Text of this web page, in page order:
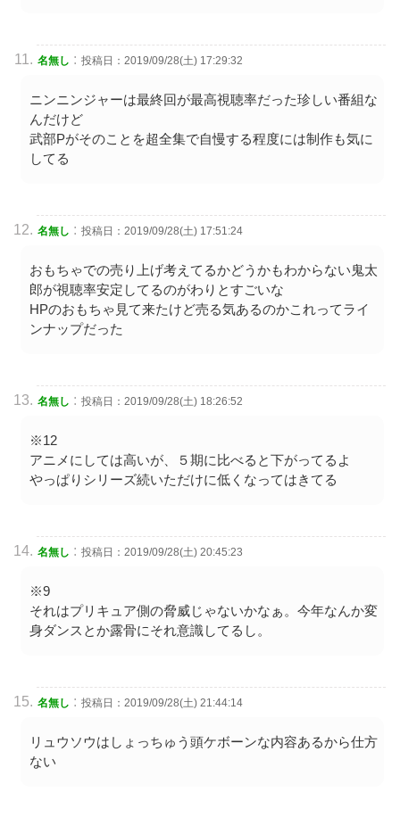
名無し : 投稿日：2019/09/28(土) 17:29:32
ニンニンジャーは最終回が最高視聴率だった珍しい番組な
んだけど
武部Pがそのことを超全集で自慢する程度には制作も気に
してる
名無し : 投稿日：2019/09/28(土) 17:51:24
おもちゃでの売り上げ考えてるかどうかもわからない鬼太
郎が視聴率安定してるのがわりとすごいな
HPのおもちゃ見て来たけど売る気あるのかこれってライ
ンナップだった
名無し : 投稿日：2019/09/28(土) 18:26:52
※12
アニメにしては高いが、５期に比べると下がってるよ
やっぱりシリーズ続いただけに低くなってはきてる
名無し : 投稿日：2019/09/28(土) 20:45:23
※9
それはプリキュア側の脅威じゃないかなぁ。今年なんか変
身ダンスとか露骨にそれ意識してるし。
名無し : 投稿日：2019/09/28(土) 21:44:14
リュウソウはしょっちゅう頭ケボーンな内容あるから仕方
ない